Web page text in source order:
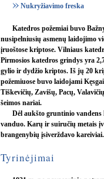
Nukryžiavimo freska
Katedros požemiai buvo
nusipelniusių asmenų laidojimo
įruoštose kriptose. Vilniaus
Pirmosios katedros grindys yra
gylio ir dydžio kriptos. Iš jų 20
požemiuose buvo laidojami
Tiškevičių, Zavišų, Pacų,
šeimos nariai.
Dėl aukšto gruntinio
vanduo. Karų ir suiručių metais
brangenybių įsiverždavo kareiviai.
Tyrinėjimai